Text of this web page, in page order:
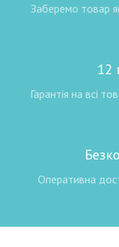
Заберемо товар
12
Гарантія на всі
Оперативна